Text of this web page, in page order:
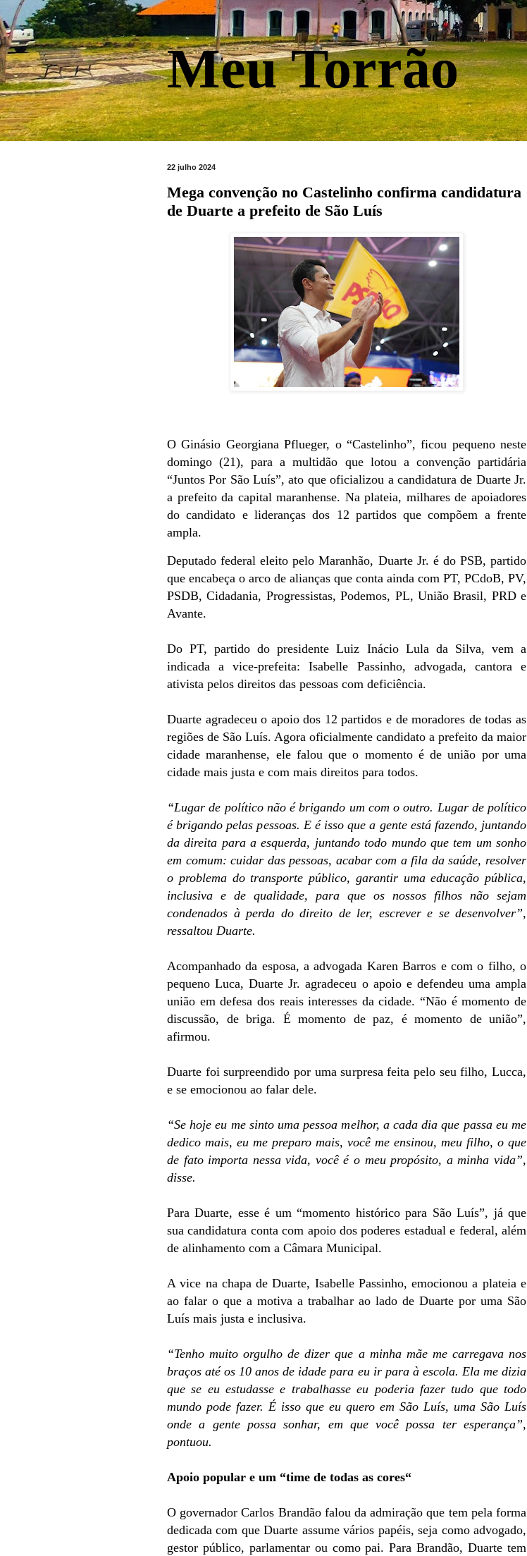
Meu Torrão
22 julho 2024
Mega convenção no Castelinho confirma candidatura
de Duarte a prefeito de São Luís
O Ginásio Georgiana Pflueger, o “Castelinho”, ficou pequeno neste
domingo (21), para a multidão que lotou a convenção partidária
“Juntos Por São Luís”, ato que oficializou a candidatura de Duarte Jr.
a prefeito da capital maranhense. Na plateia, milhares de apoiadores
do candidato e lideranças dos 12 partidos que compõem a frente
ampla.
Deputado federal eleito pelo Maranhão, Duarte Jr. é do PSB, partido
que encabeça o arco de alianças que conta ainda com PT, PCdoB, PV,
PSDB, Cidadania, Progressistas, Podemos, PL, União Brasil, PRD e
Avante.
Do PT, partido do presidente Luiz Inácio Lula da Silva, vem a
indicada a vice-prefeita: Isabelle Passinho, advogada, cantora e
ativista pelos direitos das pessoas com deficiência.
Duarte agradeceu o apoio dos 12 partidos e de moradores de todas as
regiões de São Luís. Agora oficialmente candidato a prefeito da maior
cidade maranhense, ele falou que o momento é de união por uma
cidade mais justa e com mais direitos para todos.
“Lugar de político não é brigando um com o outro. Lugar de político
é brigando pelas pessoas. E é isso que a gente está fazendo, juntando
da direita para a esquerda, juntando todo mundo que tem um sonho
em comum: cuidar das pessoas, acabar com a fila da saúde, resolver
o problema do transporte público, garantir uma educação pública,
inclusiva e de qualidade, para que os nossos filhos não sejam
condenados à perda do direito de ler, escrever e se desenvolver”,
ressaltou Duarte.
Acompanhado da esposa, a advogada Karen Barros e com o filho, o
pequeno Luca, Duarte Jr. agradeceu o apoio e defendeu uma ampla
união em defesa dos reais interesses da cidade. “Não é momento de
discussão, de briga. É momento de paz, é momento de união”,
afirmou.
Duarte foi surpreendido por uma surpresa feita pelo seu filho, Lucca,
e se emocionou ao falar dele.
“Se hoje eu me sinto uma pessoa melhor, a cada dia que passa eu me
dedico mais, eu me preparo mais, você me ensinou, meu filho, o que
de fato importa nessa vida, você é o meu propósito, a minha vida”,
disse.
Para Duarte, esse é um “momento histórico para São Luís”, já que
sua candidatura conta com apoio dos poderes estadual e federal, além
de alinhamento com a Câmara Municipal.
A vice na chapa de Duarte, Isabelle Passinho, emocionou a plateia e
ao falar o que a motiva a trabalhar ao lado de Duarte por uma São
Luís mais justa e inclusiva.
“Tenho muito orgulho de dizer que a minha mãe me carregava nos
braços até os 10 anos de idade para eu ir para à escola. Ela me dizia
que se eu estudasse e trabalhasse eu poderia fazer tudo que todo
mundo pode fazer. É isso que eu quero em São Luís, uma São Luís
onde a gente possa sonhar, em que você possa ter esperança”,
pontuou.
Apoio popular e um “time de todas as cores“
O governador Carlos Brandão falou da admiração que tem pela forma
dedicada com que Duarte assume vários papéis, seja como advogado,
gestor público, parlamentar ou como pai. Para Brandão, Duarte tem